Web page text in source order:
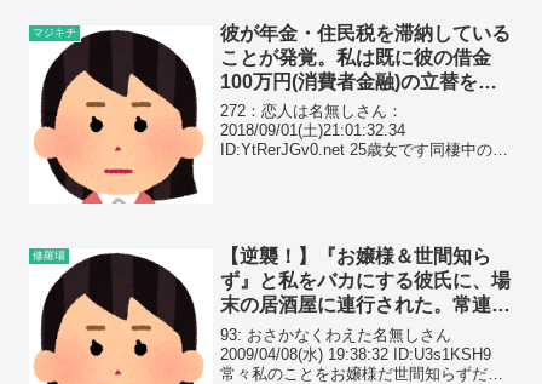
マジキチ
彼が年金・住民税を滞納している
ことが発覚。私は既に彼の借金
100万円(消費者金融)の立替をし
ており…
272：恋人は名無しさん：
2018/09/01(土)21:01:32.34
ID:YtRerJGv0.net 25歳女です同棲中の26
修羅場
【逆襲！】『お嬢様＆世間知ら
ず』と私をバカにする彼氏に、場
末の居酒屋に連行された。常連の
オッサン達に下ネタを振られまく
り…
93: おさかなくわえた名無しさん
2009/04/08(水) 19:38:32 ID:U3s1KSH9
常々私のことをお嬢様だ世間知らずだ天